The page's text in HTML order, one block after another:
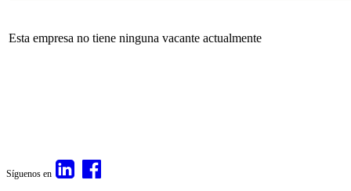
Esta empresa no tiene ninguna vacante actualmente
Síguenos en